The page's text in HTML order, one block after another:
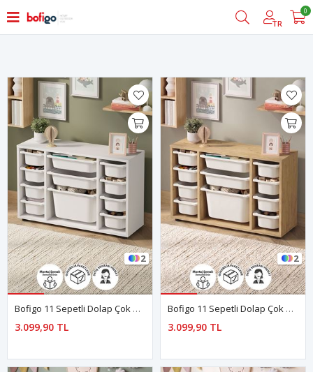
TR
0
2
Bofigo 11 Sepetli Dolap Çok Amaçlı Dolap Oyuncak Dolabı Arda Beyaz
3.099,90 TL
2
Bofigo 11 Sepetli Dolap Çok Amaçlı Dolap Oyuncak Dolabı Arda Safir Meşe
3.099,90 TL